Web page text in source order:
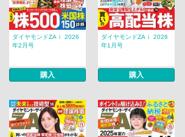
ダイヤモンドZAｉ 2026
年2月号
購入
ダイヤモンドZAｉ 2026
年1月号
購入